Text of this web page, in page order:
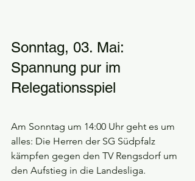
Sonntag, 03. Mai:
Spannung pur im
Relegationsspiel
Am Sonntag um 14:00 Uhr geht es um
alles: Die Herren der SG Südpfalz
kämpfen gegen den TV Rengsdorf um
den Aufstieg in die Landesliga.